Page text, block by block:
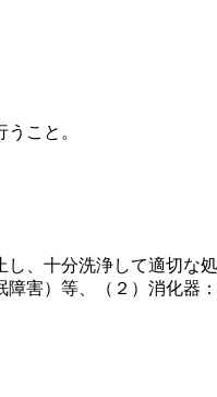
こと。
、十分洗浄して適切な
害）等、（２）消化器